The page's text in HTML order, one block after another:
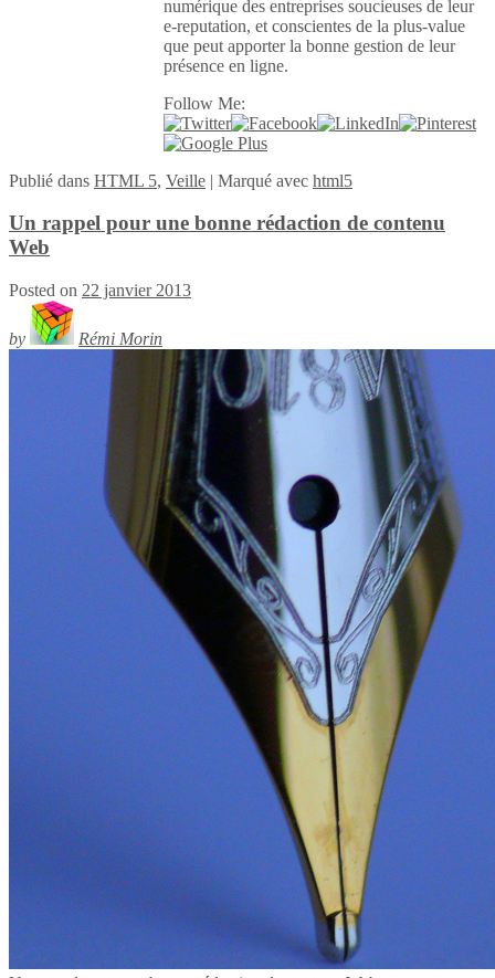
numérique des entreprises soucieuses de leur
e-reputation, et conscientes de la plus-value
que peut apporter la bonne gestion de leur
présence en ligne.
Follow Me:
Publié dans HTML 5, Veille | Marqué avec html5
Un rappel pour une bonne rédaction de contenu
Web
Posted on 22 janvier 2013
by Rémi Morin